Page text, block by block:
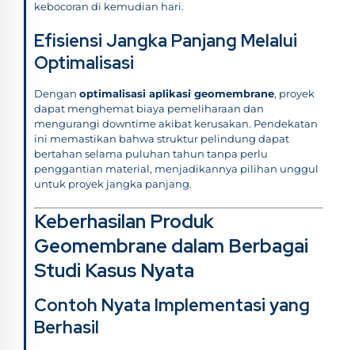
kebocoran di kemudian hari.
Efisiensi Jangka Panjang Melalui
Optimalisasi
Dengan optimalisasi aplikasi geomembrane, proyek
dapat menghemat biaya pemeliharaan dan
mengurangi downtime akibat kerusakan. Pendekatan
ini memastikan bahwa struktur pelindung dapat
bertahan selama puluhan tahun tanpa perlu
penggantian material, menjadikannya pilihan unggul
untuk proyek jangka panjang.
Keberhasilan Produk
Geomembrane dalam Berbagai
Studi Kasus Nyata
Contoh Nyata Implementasi yang
Berhasil